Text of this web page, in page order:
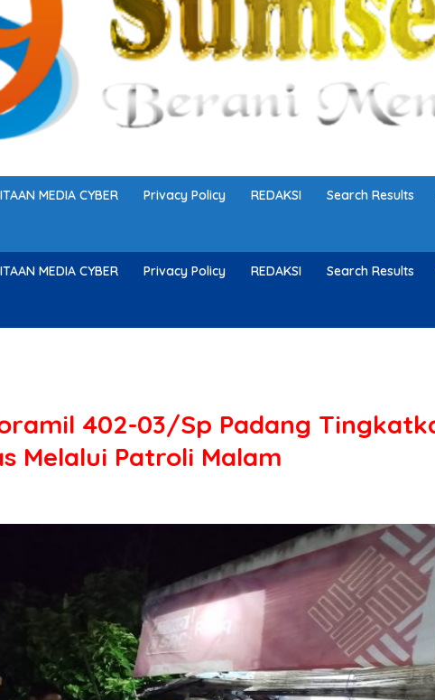
MEDIA CYBER Privacy Policy REDAKSI Search Results
MEDIA CYBER Privacy Policy REDAKSI Search Results
402-03/Sp Padang
Melalui Patroli Malam